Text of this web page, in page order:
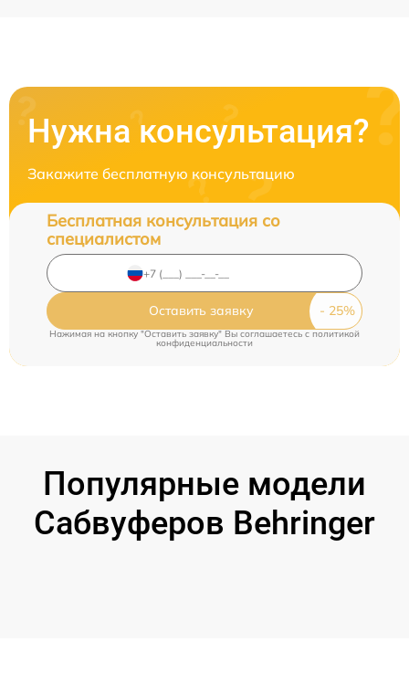
Нужна консультация?
Закажите бесплатную консультацию
Бесплатная консультация со
специалистом
Оставить заявку
Нажимая на кнопку "Оставить заявку" Вы соглашаетесь c политикой
конфиденциальности
Популярные модели
Сабвуферов Behringer